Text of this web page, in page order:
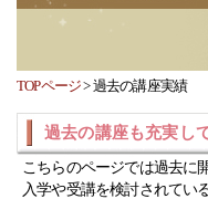
TOPページ>過去の講座実績
過去の講座も充実し
こちらのページでは過去に
入学や受講を検討されてい